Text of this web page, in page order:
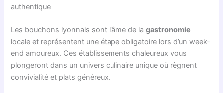
authentique
Les bouchons lyonnais sont l’âme de lagastronomie
locale et représentent une étape obligatoire lors d’un week-
end amoureux. Ces établissements chaleureux vous
plongeront dans un univers culinaire unique où règnent
convivialité et plats généreux.